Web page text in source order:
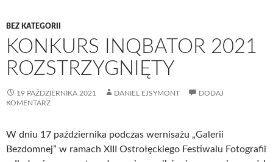
BEZ KATEGORII
KONKURS INQBATOR 2021
ROZSTRZYGNIĘTY
19 PAŹDZIERNIKA 2021 DANIEL EJSYMONT
DODAJ
KOMENTARZ
W dniu 17 października podczas wernisażu „Galerii
Bezdomnej” w ramach XIII Ostrołęckiego Festiwalu Fotografii